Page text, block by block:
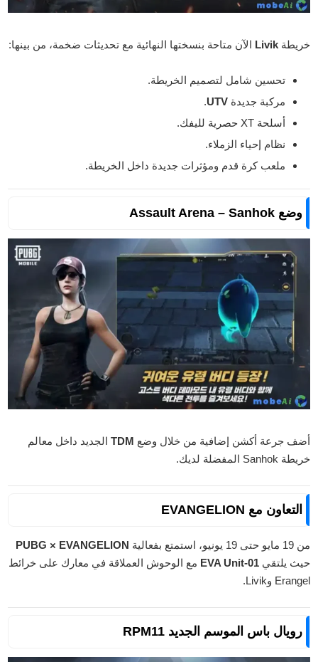
خريطة Livik الآن متاحة بنسختها النهائية مع تحديثات ضخمة، من بينها:
تحسين شامل لتصميم الخريطة.
مركبة جديدة UTV
.
أسلحة XT حصرية لليفك.
نظام إحياء الزملاء.
ملعب كرة قدم ومؤثرات جديدة داخل الخريطة.
وضع Assault Arena – Sanhok
أضف جرعة أكشن إضافية من خلال وضع TDM الجديد داخل معالم
خريطة Sanhok المفضلة لديك.
التعاون مع EVANGELION
من 19 مايو حتى 19 يونيو، استمتع بفعالية
PUBG × EVANGELION
حيث يلتقي EVA Unit-01 مع الوحوش العملاقة في معارك على خرائط
Erangel وLivik.
رويال باس الموسم الجديد RPM11